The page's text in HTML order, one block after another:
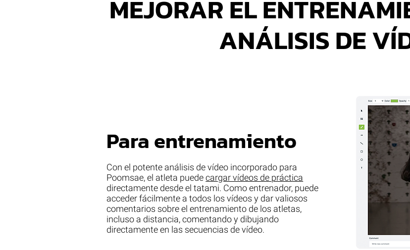
MEJORAR EL
ANÁLISIS DE
Para entrenamiento
Con el potente análisis de vídeo incorporado para
Poomsae, el atleta puedecargar vídeos de práctica
directamente desde el tatami. Como entrenador, puede
acceder fácilmente a todos los vídeos y dar valiosos
comentarios sobre el entrenamiento de los atletas,
incluso a distancia, comentando y dibujando
directamente en las secuencias de vídeo.